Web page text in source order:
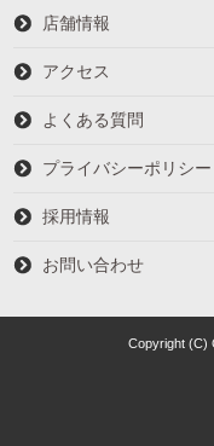
店舗情報
アクセス
よくある質問
プライバシーポリシー
採用情報
お問い合わせ
Copyright (C)